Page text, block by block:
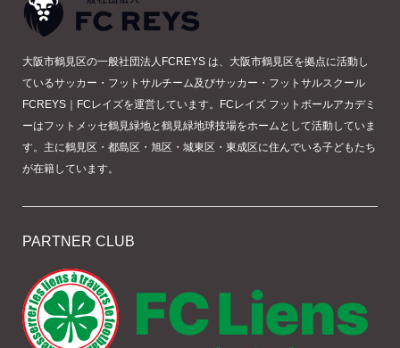
大阪市鶴見区の一般社団法人FCREYS は、大阪市鶴見区を拠点に活動し
ているサッカー・フットサルチーム及びサッカー・フットサルスクール
FCREYS｜FCレイズを運営しています。FCレイズ フットボールアカデミ
ーはフットメッセ鶴見緑地と鶴見緑地球技場をホームとして活動していま
す。主に鶴見区・都島区・旭区・城東区・東成区に住んでいる子どもたち
が在籍しています。
PARTNER CLUB